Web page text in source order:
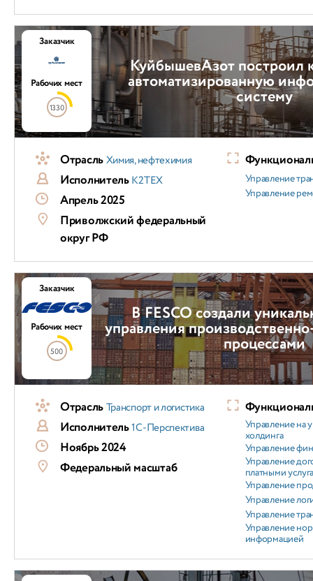
КуйбышевАзот построил
автоматизированную
систему
Заказчик
Рабочих мест
1330
ОтрасльХимия, нефтехимия
ИсполнительК2ТЕХ
Апрель 2025
Приволжский федеральный
округ РФ
Управление
Управление
В FESCO создали
управления
процессами
Заказчик
Рабочих мест
500
ОтрасльТранспорт и логистика
Исполнитель1С-Перспектива
Ноябрь 2024
Федеральный масштаб
Управление на
холдинга
Управление
Управление
платными
Управление
Управление
Управление
Управление
информацией